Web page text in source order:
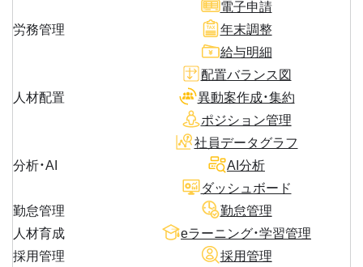
労務管理
電子申請
年末調整
給与明細
人材配置
配置バランス図
異動案作成・集約
ポジション管理
分析・AI
社員データグラフ
AI分析
ダッシュボード
勤怠管理
勤怠管理
人材育成
eラーニング・学習管理
採用管理
採用管理